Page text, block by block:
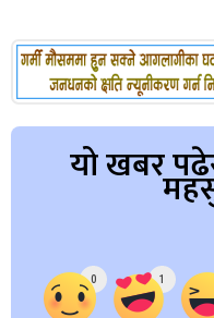
यो खबर
0 1